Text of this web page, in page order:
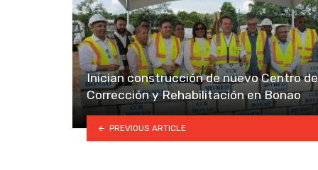
Inician construcción de nuevo Centro de
Corrección y Rehabilitación en Bonao
PREVIOUS ARTICLE